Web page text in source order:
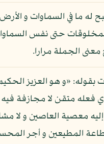
له ما في السماوات و
حتى نفس
الجملة مرارا.
بقوله: «و هو العزيز
فعله متقن لا مجازفة
معصية العاصين و لا
المطيعين و أجر